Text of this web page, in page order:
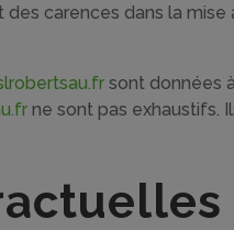
carences dans la mise
sont données
ne sont pas exhaustifs.